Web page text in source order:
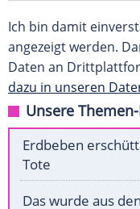
Ich bin damit
angezeigt werden.
Daten an
dazu in unseren
Unsere
Erdbeben
Tote
Das wurde aus